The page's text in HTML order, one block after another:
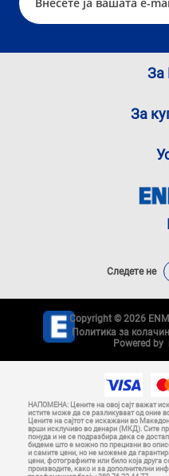
За
За
Следете не
Copyright © 2026
Политика за
Powered by
НАПОМЕНА: Цените на овој сајт важат
истите може да се разликуваат од оние
Цените на сајтот се искажани во
врши исклучиво во денари (МКД). Сите
понуда и не се подразбира дека се
бидеме што е можно по прецизни во
и самите цени, но не можеме да
цени, фотографиите или било која
производите, како и за дополнителни